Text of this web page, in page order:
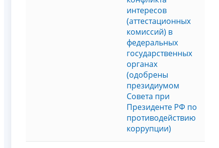
интересов
(аттестационных
комиссий) в
федеральных
государственных
органах
(одобрены
президиумом
Совета при
Президенте РФ по
противодействию
коррупции)